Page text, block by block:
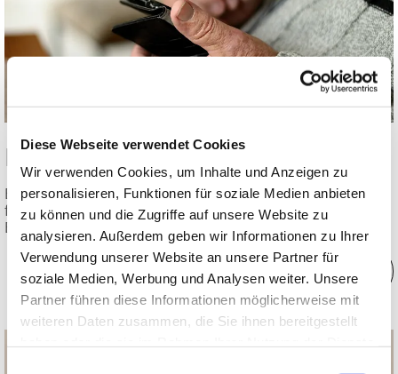
Diese Webseite verwendet Cookies
Wir verwenden Cookies, um Inhalte und Anzeigen zu
personalisieren, Funktionen für soziale Medien anbieten
zu können und die Zugriffe auf unsere Website zu
analysieren. Außerdem geben wir Informationen zu Ihrer
Verwendung unserer Website an unsere Partner für
soziale Medien, Werbung und Analysen weiter. Unsere
Partner führen diese Informationen möglicherweise mit
weiteren Daten zusammen, die Sie ihnen bereitgestellt
Besuchsdienst
Eine Gemeinde, in der sich niemand allein und verlassen
fühlt, das wünschen sich viele Menschen. Die Aktiven im
Besuchsdienst helfen..